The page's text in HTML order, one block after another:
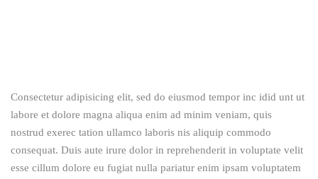
Consectetur adipisicing elit, sed do eiusmod tempor inc idid unt ut
labore et dolore magna aliqua enim ad minim veniam, quis
nostrud exerec tation ullamco laboris nis aliquip commodo
consequat. Duis aute irure dolor in reprehenderit in voluptate velit
esse cillum dolore eu fugiat nulla pariatur enim ipsam voluptatem